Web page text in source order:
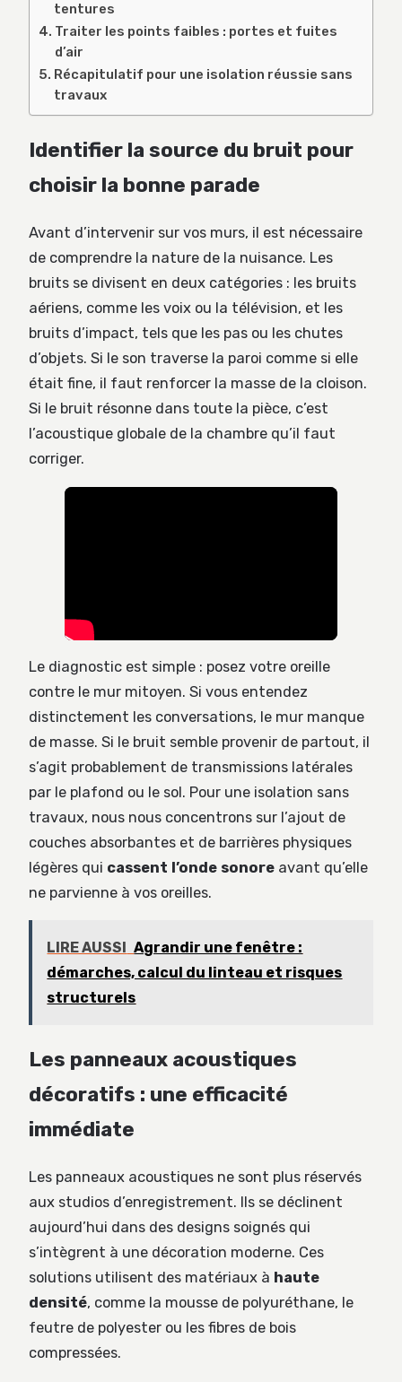
tentures
Traiter les points faibles : portes et fuites
d’air
Récapitulatif pour une isolation réussie sans
travaux
Identifier la source du bruit pour
choisir la bonne parade
Avant d’intervenir sur vos murs, il est nécessaire
de comprendre la nature de la nuisance. Les
bruits se divisent en deux catégories : les bruits
aériens, comme les voix ou la télévision, et les
bruits d’impact, tels que les pas ou les chutes
d’objets. Si le son traverse la paroi comme si elle
était fine, il faut renforcer la masse de la cloison.
Si le bruit résonne dans toute la pièce, c’est
l’acoustique globale de la chambre qu’il faut
corriger.
Le diagnostic est simple : posez votre oreille
contre le mur mitoyen. Si vous entendez
distinctement les conversations, le mur manque
de masse. Si le bruit semble provenir de partout, il
s’agit probablement de transmissions latérales
par le plafond ou le sol. Pour une isolation sans
travaux, nous nous concentrons sur l’ajout de
couches absorbantes et de barrières physiques
légères qui cassent l’onde sonore avant qu’elle
ne parvienne à vos oreilles.
LIRE AUSSI Agrandir une fenêtre :
démarches, calcul du linteau et risques
structurels
Les panneaux acoustiques
décoratifs : une efficacité
immédiate
Les panneaux acoustiques ne sont plus réservés
aux studios d’enregistrement. Ils se déclinent
aujourd’hui dans des designs soignés qui
s’intègrent à une décoration moderne. Ces
solutions utilisent des matériaux à haute
densité, comme la mousse de polyuréthane, le
feutre de polyester ou les fibres de bois
compressées.